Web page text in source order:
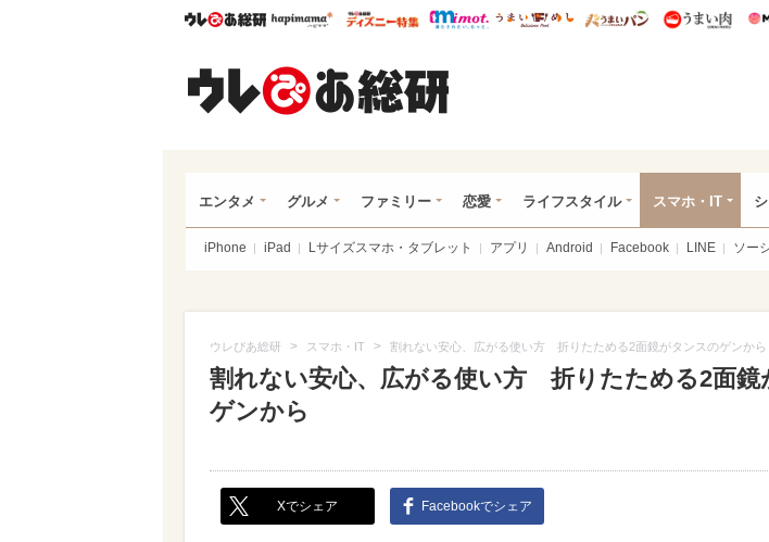
ウレぴあ総研ハピママ* ウレぴあ総研 ディズニー特集
mimot. うまいめし うまいパン う
エンタメ グルメ ファミリー 恋愛 ライフスタイル スマホ・IT
iPhone iPad Lサイズスマホ・タブレット アプリ Android Facebook LINE ソー
ウレぴあ総研 > スマホ・IT > 割れない安心、広がる使い方 折りたためる2面鏡がタンスのゲンから
割れない安心、広がる使い方 折りたためる2面鏡
ゲンから
Xでシェア Facebookでシェア